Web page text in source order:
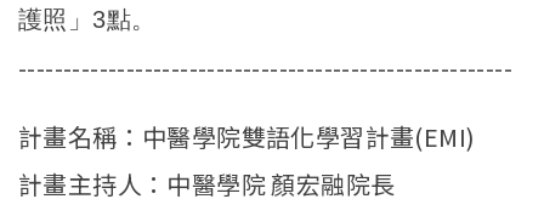
護照」3點。
-------------------------------------------------------
計畫名稱：中醫學院雙語化學習計畫(EMI)
計畫主持人：中醫學院 顏宏融院長